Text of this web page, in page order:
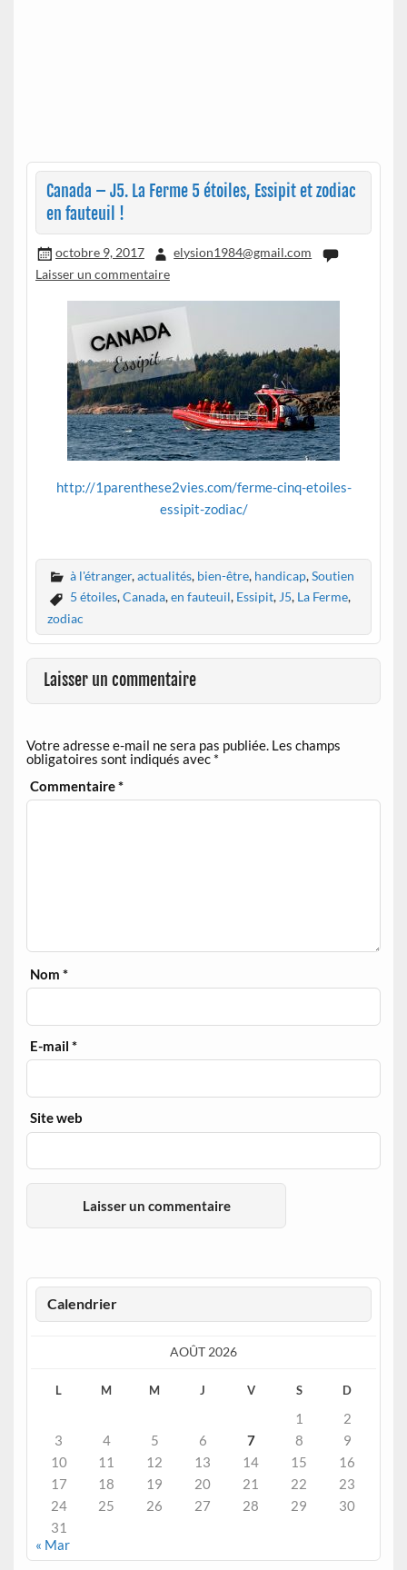
Canada – J5. La Ferme 5 étoiles, Essipit et zodiac
en fauteuil !
octobre 9, 2017
elysion1984@gmail.com
Laisser un commentaire
http://1parenthese2vies.com/ferme-cinq-etoiles-
essipit-zodiac/
à l'étranger,actualités, bien-être, handicap,Soutien
5 étoiles,Canada,en fauteuil, Essipit,J5, La Ferme,
zodiac
Laisser un commentaire
Votre adresse e-mail ne sera pas publiée. Les champs
obligatoires sont indiqués avec *
Commentaire*
Nom*
E-mail*
Site web
Calendrier
AOÛT 2026
L M M J V S D
1
2
3
4 5 6 7 8
9
10
11 12 13 14 15
16
17
18 19 20 21 22
23
24
25 26 27 28 29
30
31
« Mar